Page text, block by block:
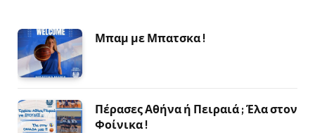
Μπαμ με Μπατσκα !
Πέρασες Αθήνα ή Πειραιά ; Έλα στον
Φοίνικα !